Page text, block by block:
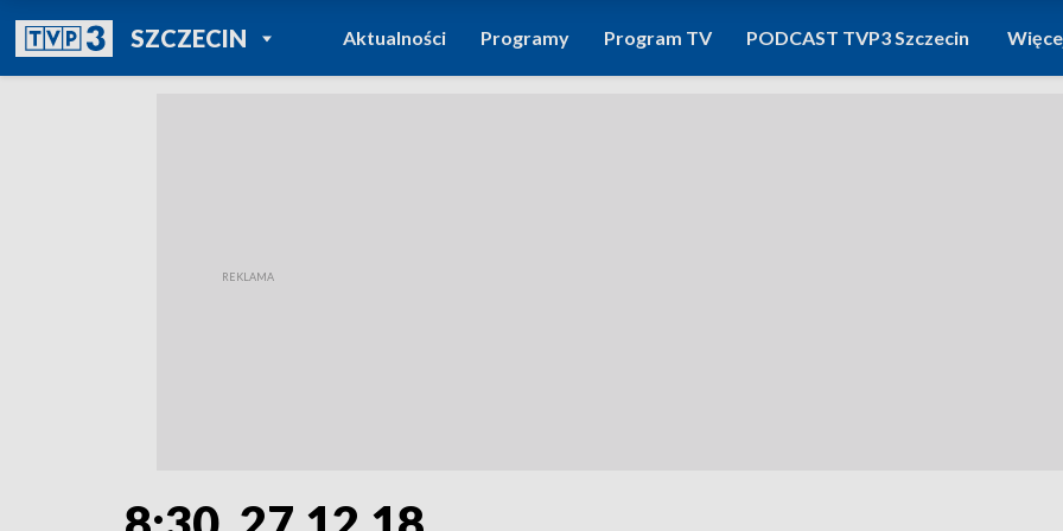
SZCZECINPOWRÓT DO
TVP REGIONY
Aktualności Programy Program TV PODCAST TVP3 Szczecin